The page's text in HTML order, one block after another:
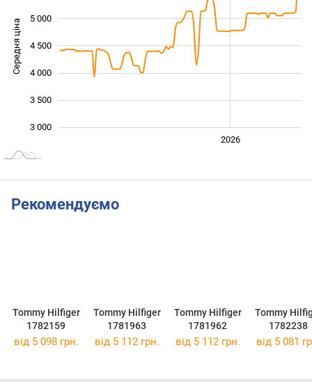
Середня ціна 3 000
3 000
3 500
4 000
4 500
5 000
2026
Рекомендуємо
Tommy Hilfiger
1782159
Tommy Hilfiger
1781963
Tommy Hilfiger
1781962
Tommy
1782238
від 5 098 грн. від 5 112 грн. від 5 112 грн. від 5 081